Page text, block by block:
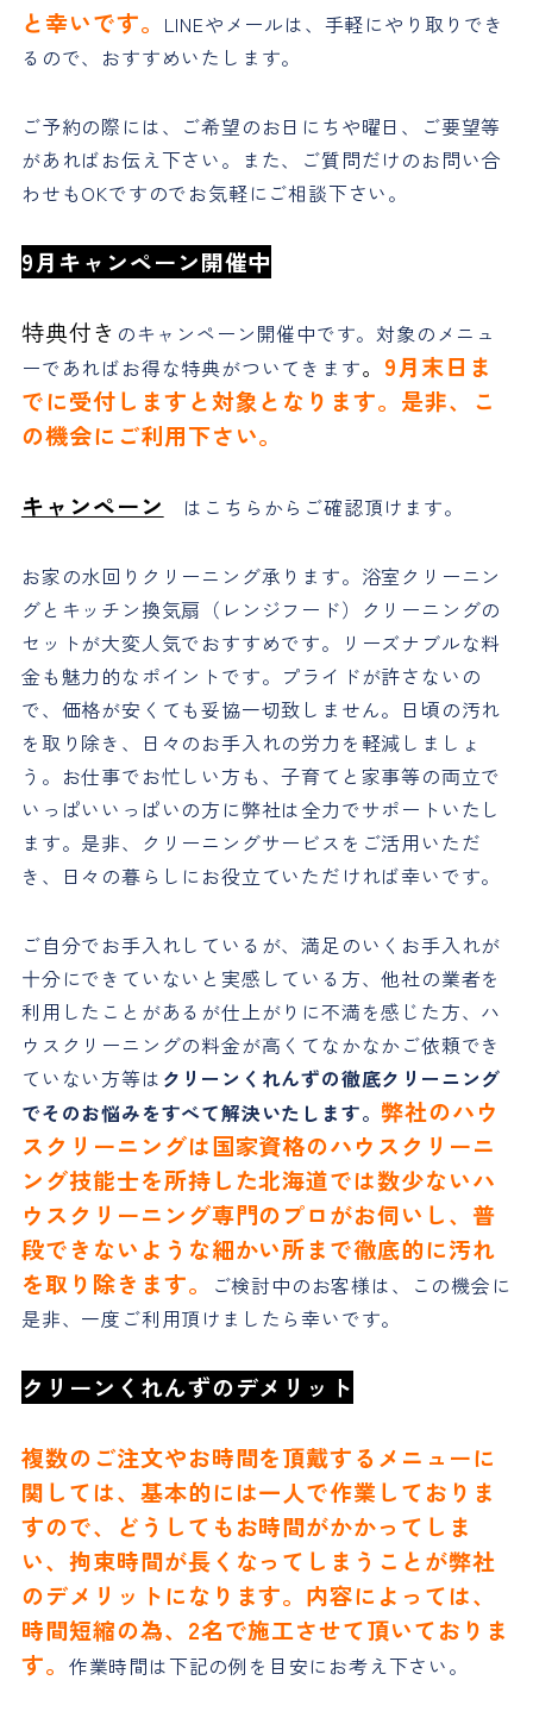
と幸いです。 LINEやメールは、手軽にやり取りでき
るので、おすすめいたします。
ご予約の際には、ご希望のお日にちや曜日、ご要望等
があればお伝え下さい。また、ご質問だけのお問い合
わせもOKですのでお気軽にご相談下さい。
9月キャンペーン開催中
特典付き のキャンペーン開催中です。対象のメニュ
ーであればお得な特典がついてきます。 9月末日ま
でに受付しますと対象となります。是非、こ
の機会にご利用下さい。
キャンペーン はこちらからご確認頂けます。
お家の水回りクリーニング承ります。浴室クリーニン
グとキッチン換気扇（レンジフード）クリーニングの
セットが大変人気でおすすめです。リーズナブルな料
金も魅力的なポイントです。プライドが許さないの
で、価格が安くても妥協一切致しません。日頃の汚れ
を取り除き、日々のお手入れの労力を軽減しましょ
う。お仕事でお忙しい方も、子育てと家事等の両立で
いっぱいいっぱいの方に弊社は全力でサポートいたし
ます。是非、クリーニングサービスをご活用いただ
き、日々の暮らしにお役立ていただければ幸いです。
ご自分でお手入れしているが、満足のいくお手入れが
十分にできていないと実感している方、他社の業者を
利用したことがあるが仕上がりに不満を感じた方、ハ
ウスクリーニングの料金が高くてなかなかご依頼でき
ていない方等は クリーンくれんずの徹底クリーニング
でそのお悩みをすべて解決いたします。 弊社のハウ
スクリーニングは国家資格のハウスクリーニ
ング技能士を所持した北海道では数少ないハ
ウスクリーニング専門のプロがお伺いし、普
段できないような細かい所まで徹底的に汚れ
を取り除きます。
ご検討中のお客様は、この機会に
是非、一度ご利用頂けましたら幸いです。
クリーンくれんずのデメリット
複数のご注文やお時間を頂戴するメニューに
関しては、基本的には一人で作業しておりま
すので、どうしてもお時間がかかってしま
い、拘束時間が長くなってしまうことが弊社
のデメリットになります。内容によっては、
時間短縮の為、2名で施工させて頂いておりま
す。 作業時間は下記の例を目安にお考え下さい。